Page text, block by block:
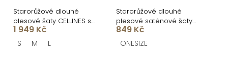
Starorůžové dlouhé
plesové šaty CELLINES se
šněrováním
1 949 Kč
S M L
Starorůžové dlouhé
plesové saténové šaty
ZAYVIX
849 Kč
ONESIZE